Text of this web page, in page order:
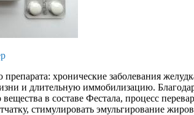
хронические заболевания
и длительную иммобилизацию.
в составе Фестала, процесс
стимулировать эмульгирование